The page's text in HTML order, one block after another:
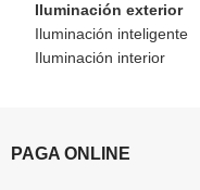
Iluminación exterior
Iluminación inteligente
Iluminación interior
PAGA ONLINE